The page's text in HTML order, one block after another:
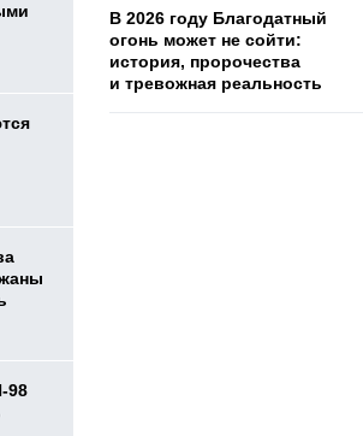
98
В 2026 году Благодатный
огонь может не сойти:
история, пророчества
и тревожная реальность